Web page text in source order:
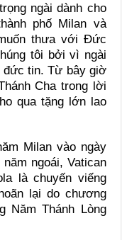
ngài dành cho
phố Milan và
thưa với Đức
tôi bởi vì ngài
đức tin. Từ bây giờ
Cha trong lời
qua tặng lớn lao
Milan vào ngày
ngoái, Vatican
là chuyến viếng
lại do chương
Năm Thánh Lòng